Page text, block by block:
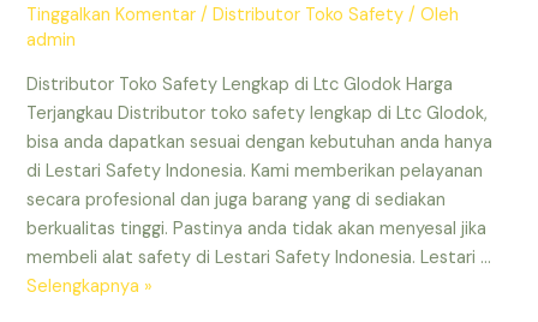
Tinggalkan Komentar /Distributor Toko Safety / Oleh
admin
Distributor Toko Safety Lengkap di Ltc Glodok Harga
Terjangkau Distributor toko safety lengkap di Ltc Glodok,
bisa anda dapatkan sesuai dengan kebutuhan anda hanya
di Lestari Safety Indonesia. Kami memberikan pelayanan
secara profesional dan juga barang yang di sediakan
berkualitas tinggi. Pastinya anda tidak akan menyesal jika
membeli alat safety di Lestari Safety Indonesia. Lestari …
Distributor
Selengkapnya »